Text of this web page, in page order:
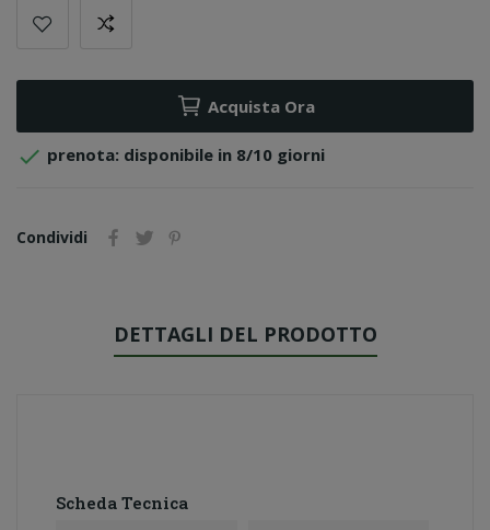
Acquista Ora
 prenota: disponibile in 8/10 giorni
Condividi
DETTAGLI DEL PRODOTTO
Scheda Tecnica